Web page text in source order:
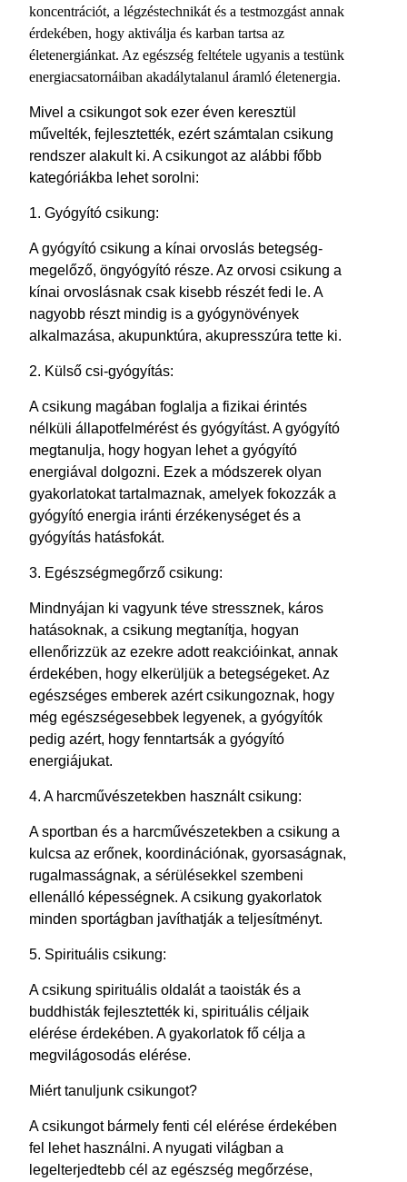
koncentrációt, a légzéstechnikát és a testmozgást annak
érdekében, hogy aktiválja és karban tartsa az
életenergiánkat. Az egészség feltétele ugyanis a testünk
energiacsatornáiban akadálytalanul áramló életenergia.
Mivel a csikungot sok ezer éven keresztül
művelték, fejlesztették, ezért számtalan csikung
rendszer alakult ki. A csikungot az alábbi főbb
kategóriákba lehet sorolni:
1. Gyógyító csikung:
A gyógyító csikung a kínai orvoslás betegség-
megelőző, öngyógyító része. Az orvosi csikung a
kínai orvoslásnak csak kisebb részét fedi le. A
nagyobb részt mindig is a gyógynövények
alkalmazása, akupunktúra, akupresszúra tette ki.
2. Külső csi-gyógyítás:
A csikung magában foglalja a fizikai érintés
nélküli állapotfelmérést és gyógyítást. A gyógyító
megtanulja, hogy hogyan lehet a gyógyító
energiával dolgozni. Ezek a módszerek olyan
gyakorlatokat tartalmaznak, amelyek fokozzák a
gyógyító energia iránti érzékenységet és a
gyógyítás hatásfokát.
3. Egészségmegőrző csikung:
Mindnyájan ki vagyunk téve stressznek, káros
hatásoknak, a csikung megtanítja, hogyan
ellenőrizzük az ezekre adott reakcióinkat, annak
érdekében, hogy elkerüljük a betegségeket. Az
egészséges emberek azért csikungoznak, hogy
még egészségesebbek legyenek, a gyógyítók
pedig azért, hogy fenntartsák a gyógyító
energiájukat.
4. A harcművészetekben használt csikung:
A sportban és a harcművészetekben a csikung a
kulcsa az erőnek, koordinációnak, gyorsaságnak,
rugalmasságnak, a sérülésekkel szembeni
ellenálló képességnek. A csikung gyakorlatok
minden sportágban javíthatják a teljesítményt.
5. Spirituális csikung:
A csikung spirituális oldalát a taoisták és a
buddhisták fejlesztették ki, spirituális céljaik
elérése érdekében. A gyakorlatok fő célja a
megvilágosodás elérése.
Miért tanuljunk csikungot?
A csikungot bármely fenti cél elérése érdekében
fel lehet használni. A nyugati világban a
legelterjedtebb cél az egészség megőrzése,